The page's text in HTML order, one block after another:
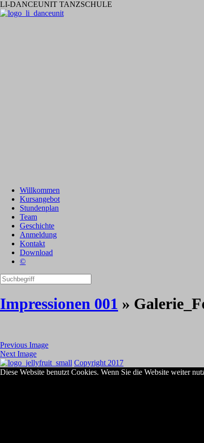
LI-DANCEUNIT TANZSCHULE
Willkommen
Kursangebot
Stundenplan
Team
Geschichte
Anmeldung
Kontakt
Download
©
Impressionen 001 »
Previous Image
Next Image
Copyright 2017
Diese Website benutzt Cookies. Wenn Sie die Website weiter